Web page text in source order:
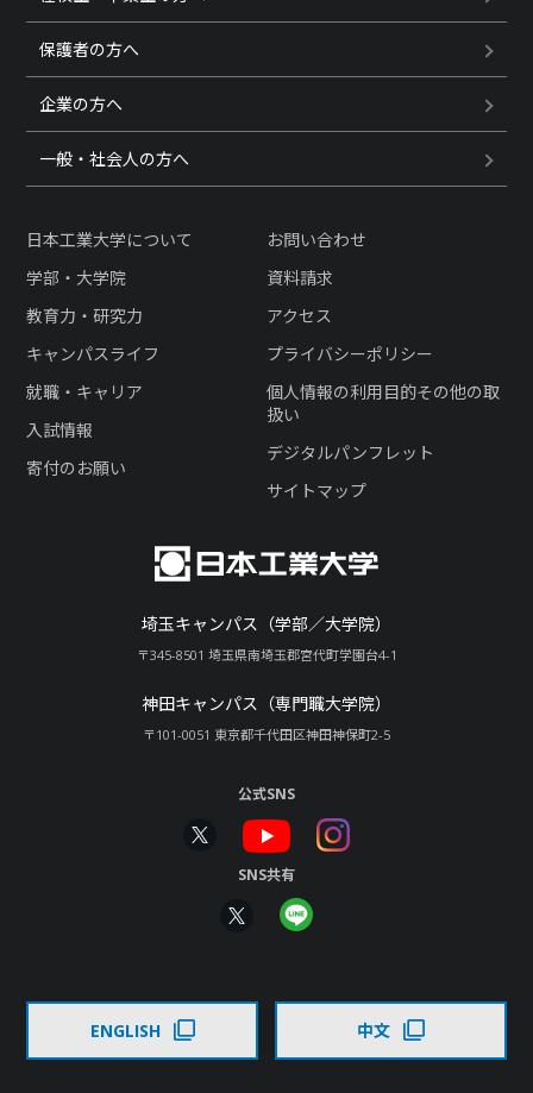
保護者の方へ
企業の方へ
一般・社会人の方へ
埼玉キャンパス（学部／大学院）
〒345-8501 埼玉県南埼玉郡宮代町学園台4-1
神田キャンパス（専門職大学院）
〒101-0051 東京都千代田区神田神保町2-5
日本工業大学について
学部・大学院
教育力・研究力
キャンパスライフ
就職・キャリア
入試情報
寄付のお願い
お問い合わせ
資料請求
アクセス
プライバシーポリシー
個人情報の利用目的その他の取
扱い
デジタルパンフレット
サイトマップ
公式SNS
SNS共有
ENGLISH 中文